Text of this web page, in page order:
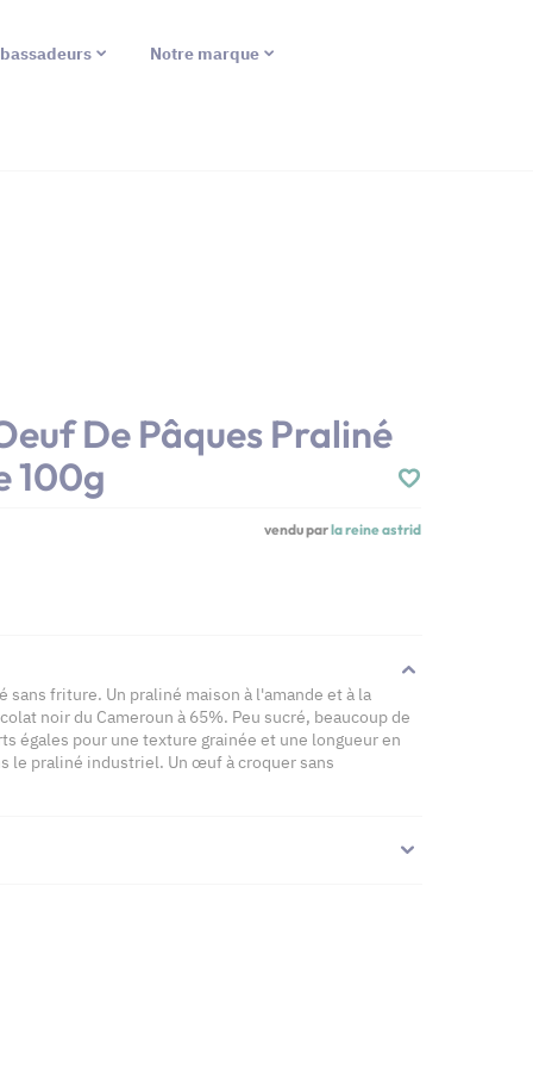
Notre marque
De Pâques Praliné
100g
vendu parla reine astrid
friture. Un praliné maison à l'amande et à la
noir du Cameroun à 65%. Peu sucré, beaucoup de
égales pour une texture grainée et une longueur en
le praliné industriel. Un œuf à croquer sans